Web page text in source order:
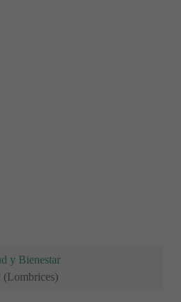
y Bienestar
(Lombrices)